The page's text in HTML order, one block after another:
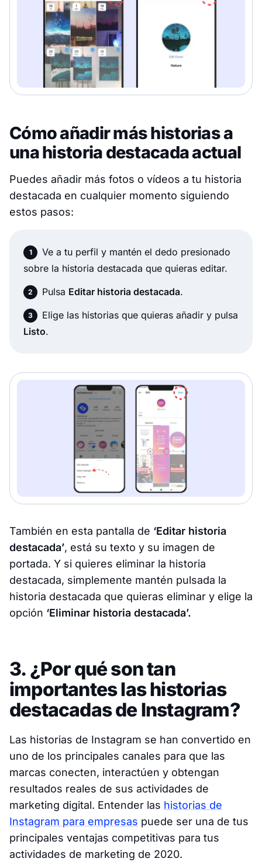
Cómo añadir más historias a
una historia destacada actual
Puedes añadir más fotos o vídeos a tu historia
destacada en cualquier momento siguiendo
estos pasos:
Ve a tu perfil y mantén el dedo presionado
sobre la historia destacada que quieras editar.
Pulsa Editar historia destacada.
Elige las historias que quieras añadir y pulsa
Listo.
También en esta pantalla de ‘Editar historia
destacada’, está su texto y su imagen de
portada. Y si quieres eliminar la historia
destacada, simplemente mantén pulsada la
historia destacada que quieras eliminar y elige la
opción ‘Eliminar historia destacada’.
3. ¿Por qué son tan
importantes las historias
destacadas de Instagram?
Las historias de Instagram se han convertido en
uno de los principales canales para que las
marcas conecten, interactúen y obtengan
resultados reales de sus actividades de
marketing digital. Entender las historias de
Instagram para empresas puede ser una de tus
principales ventajas competitivas para tus
actividades de marketing de 2020.